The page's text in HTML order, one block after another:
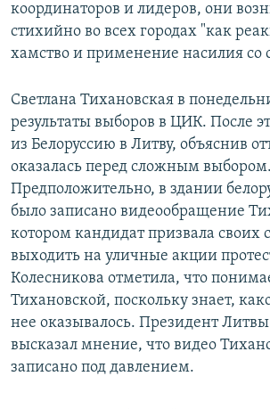
координаторов и лидеров, они
стихийно во всех городах "как
хамство и применение насилия со
Светлана Тихановская в
результаты выборов в ЦИК. После
из Белоруссию в Литву, объяснив
оказалась перед сложным выбором.
Предположительно, в здании
было записано видеообращение
котором кандидат призвала своих
выходить на уличные акции
Колесникова отметила, что
Тихановской, поскольку знает,
нее оказывалось. Президент
высказал мнение, что видео
записано под давлением.